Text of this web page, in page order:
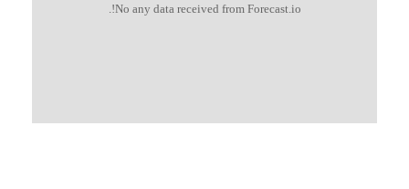
No any data received from Forecast.io!.